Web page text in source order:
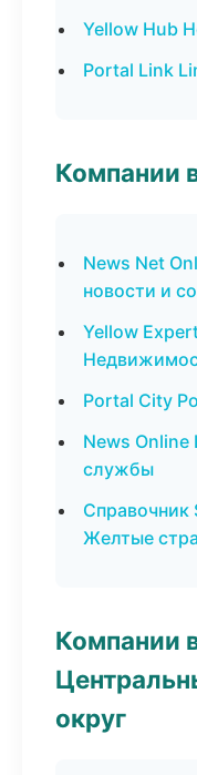
Yellow Hub
Portal Link
Компании
News Net
новости и
Yellow
Portal City
News
службы
Справочник
Желтые
Компании
округ